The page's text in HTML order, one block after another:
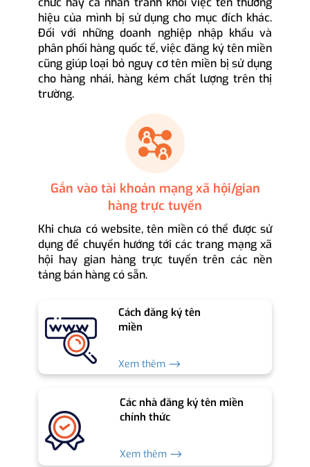
hiệu của mình bị sử dụng cho mục đích khác.
Đối với những doanh nghiệp nhập khẩu và
phân phối hàng quốc tế, việc đăng ký tên miền
cũng giúp loại bỏ nguy cơ tên miền bị sử dụng
cho hàng nhái, hàng kém chất lượng trên thị
trường.
Gắn vào tài khoản mạng xã hội/gian
hàng trực tuyến
Khi chưa có website, tên miền có thể được sử
dụng để chuyển hướng tới các trang mạng xã
hội hay gian hàng trực tuyến trên các nền
tảng bán hàng có sẵn.
Cách đăng ký tên
miền
Xem thêm ⟶
Các nhà đăng ký tên miền
chính thức
Xem thêm ⟶